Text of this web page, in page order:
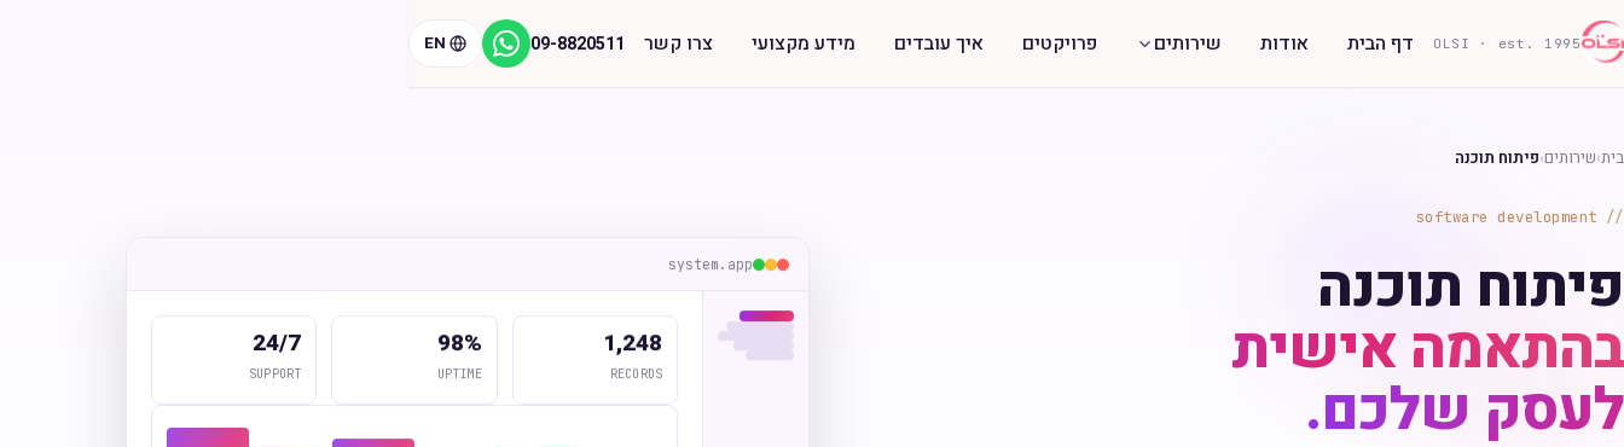
OLSI · est. 1995 דף הבית אודות שירותים פרויקטים איך עובדים מידע מקצועי צרו קשר 09-8820511 ווטסאפ EN
בית›שירותים›פיתוח תוכנה
software development
פיתוח תוכנה
בהתאמה אישית
לעסק שלכם.
system.app
1,248
RECORDS
98%
UPTIME
24/7
SUPPORT